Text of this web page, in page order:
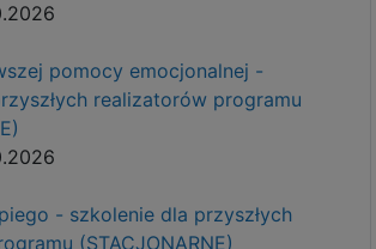
pomocy emocjonalnej -
realizatorów programu
- szkolenie dla przyszłych
(STACJONARNE)